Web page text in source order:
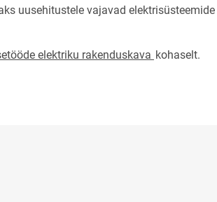
uusehitustele vajavad
elektriku rakenduskava kohaselt.